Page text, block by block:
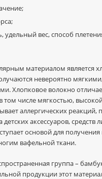
удельный вес, способ
материалом является
невероятно
Хлопковое волокно
том числе мягкостью,
аллергических реакций,
детских аксессуаров, средств
основой для
вафельной ткани.
группа –
продукции этот